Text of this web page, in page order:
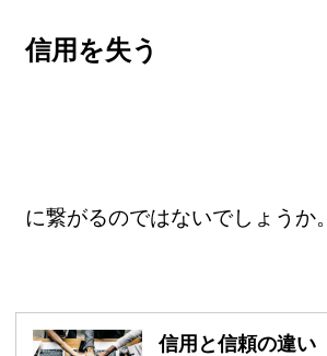
信用を失う
に繋がるのではないでしょうか。
信用と信頼の違い